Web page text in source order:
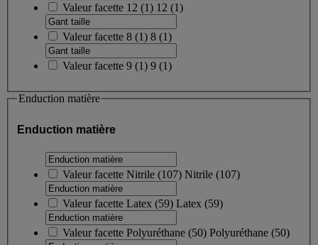
Valeur facette 12 (1) 12 (1)
Valeur facette 8 (1) 8 (1)
Valeur facette 9 (1) 9 (1)
Enduction matière
Enduction matière
Valeur facette Nitrile (107) Nitrile (107)
Valeur facette Latex (59) Latex (59)
Valeur facette Polyuréthane (50) Polyuréthane (50)